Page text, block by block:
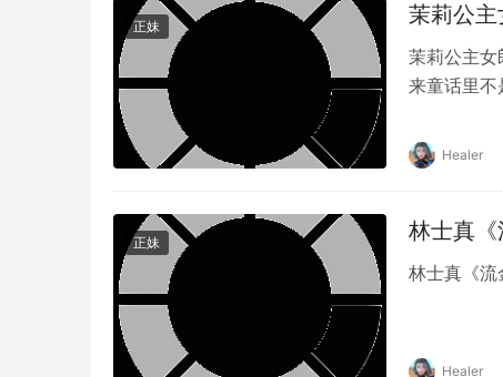
正妹 茉莉公
茉莉公主
来童话里不
Healer
正妹 林士真
林士真《
Healer